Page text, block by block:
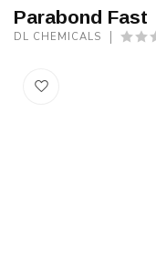
Parabond Fast
DL CHEMICALS